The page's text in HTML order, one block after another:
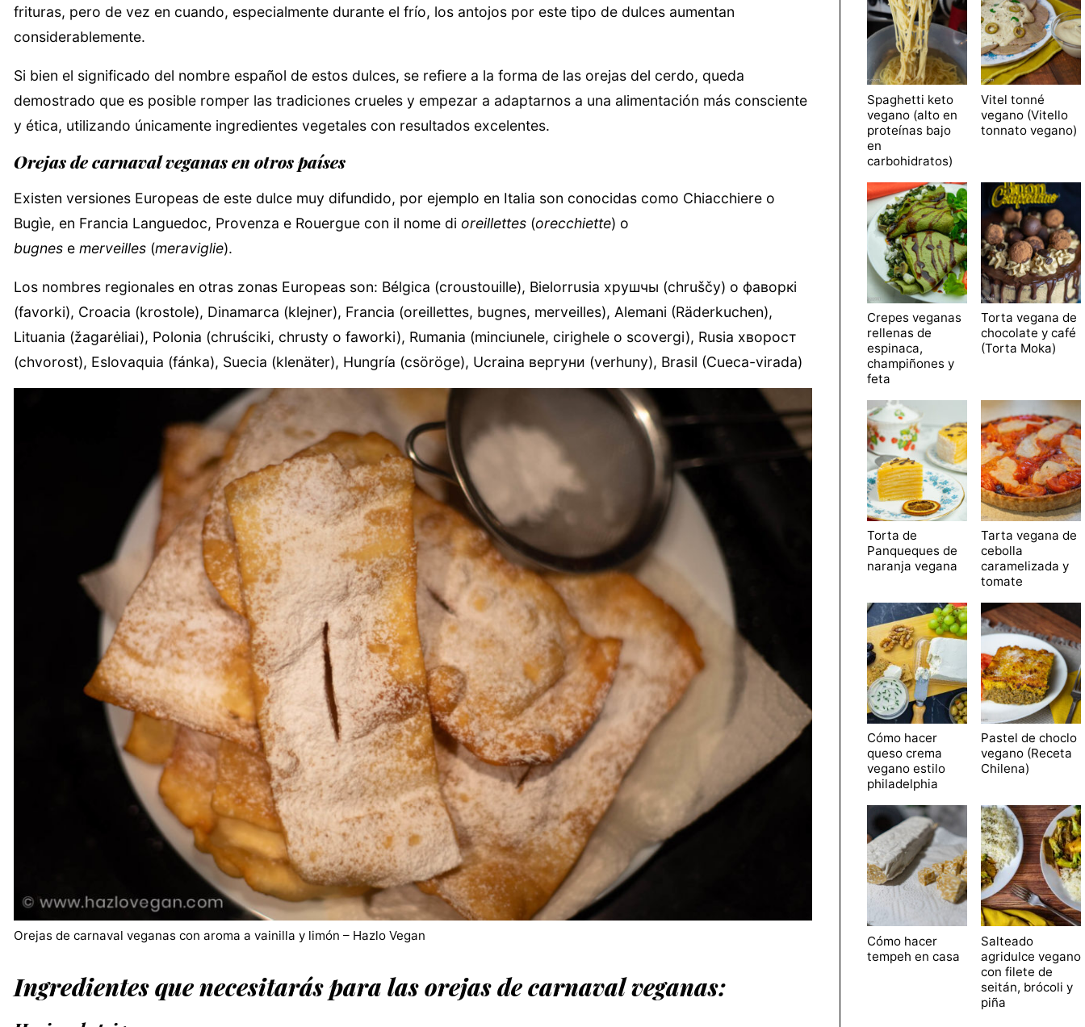
frituras, pero de vez en cuando, especialmente durante el frío, los antojos por este tipo de dulces aumentan
considerablemente.
Si bien el significado del nombre español de estos dulces, se refiere a la forma de las orejas del cerdo, queda
demostrado que es posible romper las tradiciones crueles y empezar a adaptarnos a una alimentación más consciente
y ética, utilizando únicamente ingredientes vegetales con resultados excelentes.
Orejas de carnaval veganas en otros países
Existen versiones Europeas de este dulce muy difundido, por ejemplo en Italia son conocidas como Chiacchiere o
Bugìe, en Francia Languedoc, Provenza e Rouergue con il nome di oreillettes(orecchiette) o
bugnese merveilles(meraviglie).
Los nombres regionales en otras zonas Europeas son: Bélgica (croustouille), Bielorrusia хрушчы (chruščy) o фаворкі
(favorki), Croacia (krostole), Dinamarca (klejner), Francia (oreillettes, bugnes, merveilles), Alemani (Räderkuchen),
Lituania (žagarėliai), Polonia (chruściki, chrusty o faworki), Rumania (minciunele, cirighele o scovergi), Rusia хворост
(chvorost), Eslovaquia (fánka), Suecia (klenäter), Hungría (csöröge), Ucraina вергуни (verhuny), Brasil (Cueca-virada)
Orejas de carnaval veganas con aroma a vainilla y limón – Hazlo Vegan
Ingredientes que necesitarás para las orejas de carnaval veganas:
Spaghetti keto
vegano (alto en
proteínas bajo
en
carbohidratos)
Vitel tonné
vegano (Vitello
tonnato vegano)
Crepes veganas
rellenas de
espinaca,
champiñones y
feta
Torta vegana de
chocolate y café
(Torta Moka)
Torta de
Panqueques de
naranja vegana
Tarta vegana de
cebolla
caramelizada y
tomate
Cómo hacer
queso crema
vegano estilo
philadelphia
Pastel de choclo
vegano (Receta
Chilena)
Cómo hacer
tempeh en casa
Salteado
agridulce vegano
con filete de
seitán, brócoli y
piña